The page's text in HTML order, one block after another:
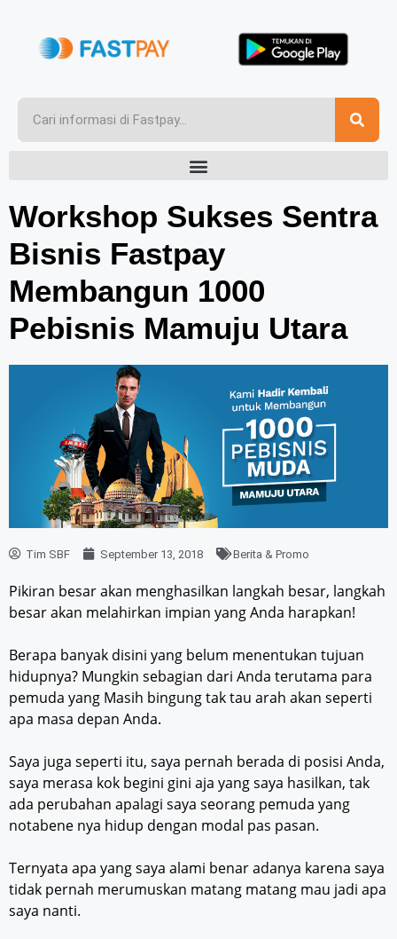
Workshop Sukses Sentra
Bisnis Fastpay
Membangun 1000
Pebisnis Mamuju Utara
Tim SBF September 13, 2018 Berita & Promo
Pikiran besar akan menghasilkan langkah besar, langkah
besar akan melahirkan impian yang Anda harapkan!
Berapa banyak disini yang belum menentukan tujuan
hidupnya? Mungkin sebagian dari Anda terutama para
pemuda yang Masih bingung tak tau arah akan seperti
apa masa depan Anda.
Saya juga seperti itu, saya pernah berada di posisi Anda,
saya merasa kok begini gini aja yang saya hasilkan, tak
ada perubahan apalagi saya seorang pemuda yang
notabene nya hidup dengan modal pas pasan.
Ternyata apa yang saya alami benar adanya karena saya
tidak pernah merumuskan matang matang mau jadi apa
saya nanti.